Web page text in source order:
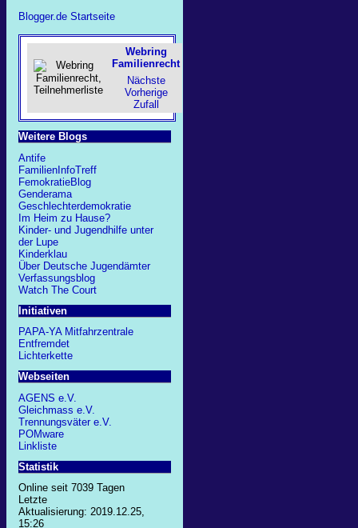
Blogger.de Startseite
Webring
Familienrecht
Nächste
Vorherige
Zufall
Weitere Blogs
Antife
FamilienInfoTreff
FemokratieBlog
Genderama
Geschlechterdemokratie
Im Heim zu Hause?
Kinder- und Jugendhilfe unter
der Lupe
Kinderklau
Über Deutsche Jugendämter
Verfassungsblog
Watch The Court
Initiativen
PAPA-YA Mitfahrzentrale
Entfremdet
Lichterkette
Webseiten
AGENS e.V.
Gleichmass e.V.
Trennungsväter e.V.
POMware
Linkliste
Statistik
Online seit 7039 Tagen
Letzte
Aktualisierung: 2019.12.25,
15:26